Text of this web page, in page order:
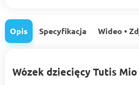
Opis Specyfikacja Wideo •
Wózek dziecięcy Tutis Mio